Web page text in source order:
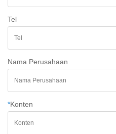
Tel
Nama Perusahaan
*Konten